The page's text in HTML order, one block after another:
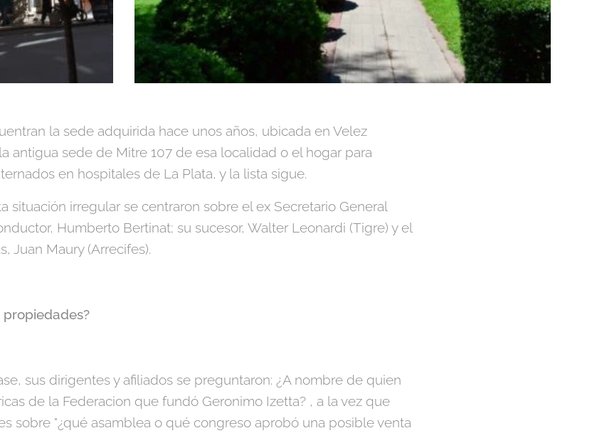
la sede adquirida hace unos años, ubicada en Velez
antigua sede de Mitre 107 de esa localidad o el hogar para
en hospitales de La Plata, y la lista sigue.
situación irregular se centraron sobre el ex Secretario General
Humberto Bertinat; su sucesor, Walter Leonardi (Tigre) y el
Juan Maury (Arrecifes).
sus dirigentes y afiliados se preguntaron: ¿A nombre de quien
de la Federacion que fundó Geronimo Izetta? , a la vez que
sobre "¿qué asamblea o qué congreso aprobó una posible venta